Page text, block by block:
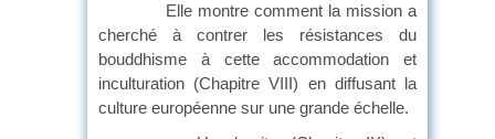
Elle montre comment la mission a
cherché à contrer les résistances du
bouddhisme à cette accommodation et
inculturation (Chapitre VIII) en diffusant la
culture européenne sur une grande échelle.